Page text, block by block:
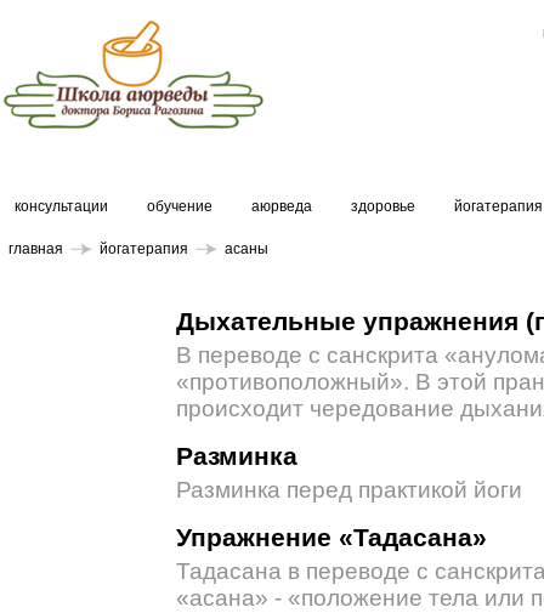
консультации обучение аюрведа здоровье йогатерапия
главная йогатерапия асаны
Дыхательные упражнения
В переводе с санскрита
«противоположный». В этой
происходит чередование
Разминка
Разминка перед практикой йоги
Упражнение «Тадасана»
Тадасана в переводе с
«асана» - «положение тела или